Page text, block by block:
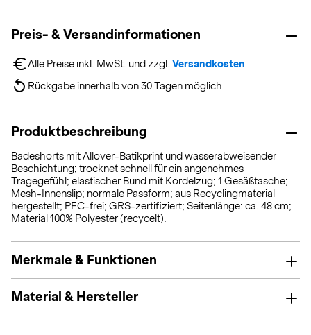
Preis- & Versandinformationen
Alle Preise inkl. MwSt. und zzgl. Versandkosten
Rückgabe innerhalb von 30 Tagen möglich
Produktbeschreibung
Badeshorts mit Allover-Batikprint und wasserabweisender
Beschichtung; trocknet schnell für ein angenehmes
Tragegefühl; elastischer Bund mit Kordelzug; 1 Gesäßtasche;
Mesh-Innenslip; normale Passform; aus Recyclingmaterial
hergestellt; PFC-frei; GRS-zertifiziert; Seitenlänge: ca. 48 cm;
Material 100% Polyester (recycelt).
Merkmale & Funktionen
Material & Hersteller